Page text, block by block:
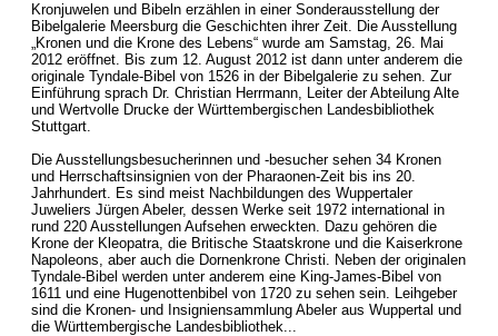
Kronjuwelen und Bibeln erzählen in einer Sonderausstellung der
Bibelgalerie Meersburg die Geschichten ihrer Zeit. Die Ausstellung
„Kronen und die Krone des Lebens“ wurde am Samstag, 26. Mai
2012 eröffnet. Bis zum 12. August 2012 ist dann unter anderem die
originale Tyndale-Bibel von 1526 in der Bibelgalerie zu sehen. Zur
Einführung sprach Dr. Christian Herrmann, Leiter der Abteilung Alte
und Wertvolle Drucke der Württembergischen Landesbibliothek
Stuttgart.
Die Ausstellungsbesucherinnen und -besucher sehen 34 Kronen
und Herrschaftsinsignien von der Pharaonen-Zeit bis ins 20.
Jahrhundert. Es sind meist Nachbildungen des Wuppertaler
Juweliers Jürgen Abeler, dessen Werke seit 1972 international in
rund 220 Ausstellungen Aufsehen erweckten. Dazu gehören die
Krone der Kleopatra, die Britische Staatskrone und die Kaiserkrone
Napoleons, aber auch die Dornenkrone Christi. Neben der originalen
Tyndale-Bibel werden unter anderem eine King-James-Bibel von
1611 und eine Hugenottenbibel von 1720 zu sehen sein. Leihgeber
sind die Kronen- und Insigniensammlung Abeler aus Wuppertal und
die Württembergische Landesbibliothek...